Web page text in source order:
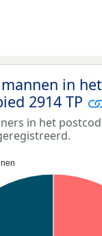
in het
2914 TP
in het